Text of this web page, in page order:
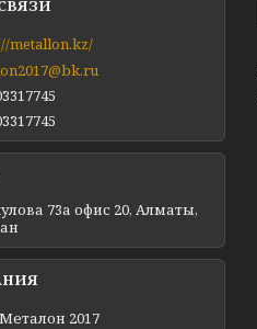
metallon.kz/
73а офис 20, Алматы,
2017